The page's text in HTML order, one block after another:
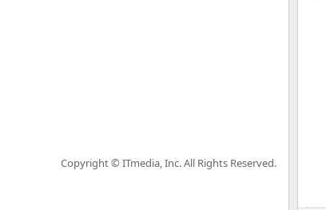
Copyright © ITmedia, Inc. All Rights Reserved.